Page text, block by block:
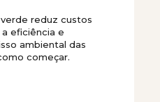
reduz custos
eficiência e
ambiental das
começar.